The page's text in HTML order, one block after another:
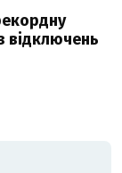
відключень